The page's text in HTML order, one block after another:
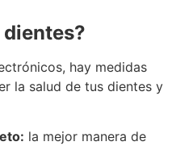
hay medidas
la salud de tus dientes y
la mejor manera de